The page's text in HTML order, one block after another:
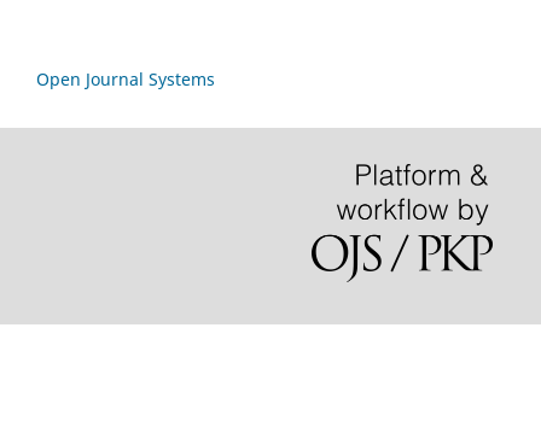
Open Journal Systems